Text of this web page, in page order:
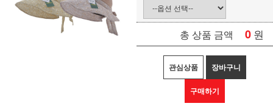
총 상품 금액 0 원
관심상품 장바구니
구매하기